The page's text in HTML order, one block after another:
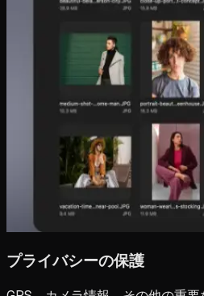
プライバシーの保護